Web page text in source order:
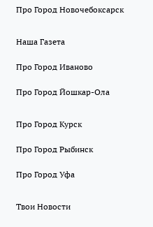
Про Город Новочебоксарск
Наша Газета
Про Город Иваново
Про Город Йошкар-Ола
Про Город Курск
Про Город Рыбинск
Про Город Уфа
Твои Новости